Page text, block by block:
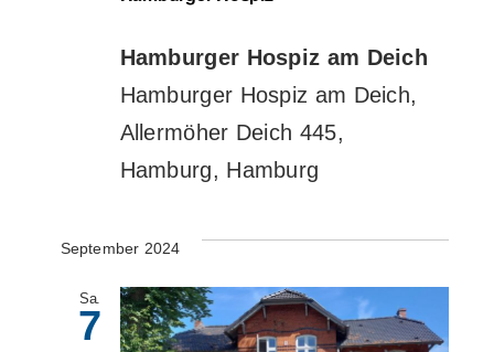
Hamburger Hospiz am Deich
Hamburger Hospiz am Deich,
Allermöher Deich 445,
Hamburg, Hamburg
September 2024
Sa.
7